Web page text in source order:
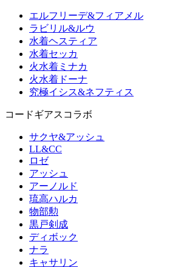
エルフリーデ&フィアメル
ラビリル&ルウ
水着ヘスティア
水着セッカ
火水着ミナカ
火水着ドーナ
究極イシス&ネフティス
コードギアスコラボ
サクヤ&アッシュ
LL&CC
ロゼ
アッシュ
アーノルド
琉高ハルカ
物部勲
黒戸剣成
ディボック
ナラ
キャサリン